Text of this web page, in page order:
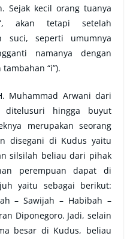
Sejak kecil orang tuanya
akan tetapi setelah
suci, seperti umumnya
namanya dengan
“i”).
Muhammad Arwani dari
hingga buyut
merupakan seorang
disegani di Kudus yaitu
silsilah beliau dari pihak
perempuan dapat di
yaitu sebagai berikut:
– Sawijah – Habibah –
Diponegoro. Jadi, selain
besar di Kudus, beliau